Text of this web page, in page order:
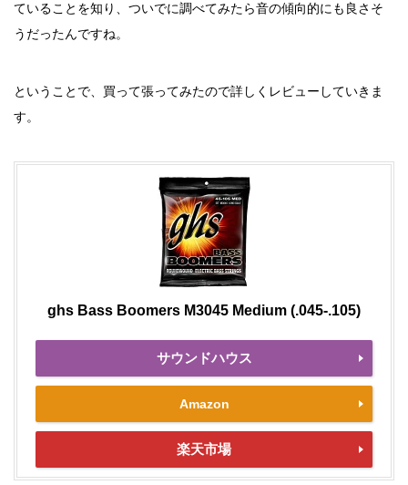
ていることを知り、ついでに調べてみたら音の傾向的にも良さそ
うだったんですね。
ということで、買って張ってみたので詳しくレビューしていきま
す。
ghs Bass Boomers M3045 Medium (.045-.105)
サウンドハウス
Amazon
楽天市場